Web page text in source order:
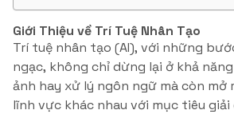
Giới Thiệu về Trí Tuệ Nhân Tạo
Trí tuệ nhân tạo (AI), với những
ngạc, không chỉ dừng lại ở khả
ảnh hay xử lý ngôn ngữ mà còn mở
lĩnh vực khác nhau với mục tiêu